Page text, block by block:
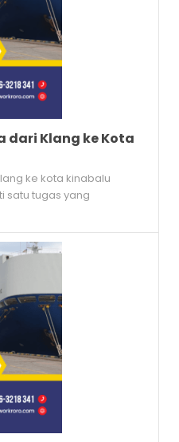
dari Klang ke Kota
ke kota kinabalu
satu tugas yang